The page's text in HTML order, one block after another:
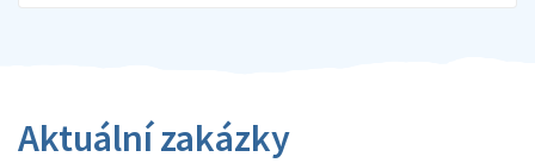
Aktuální zakázky